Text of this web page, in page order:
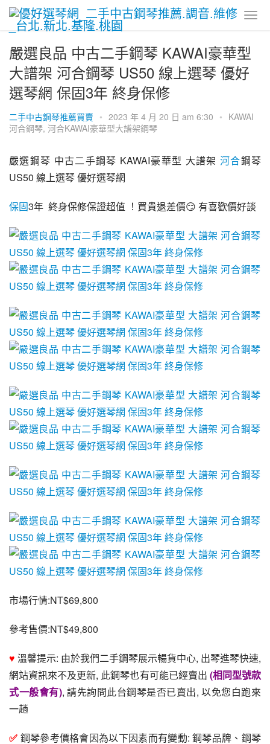
嚴選良品 中古二手鋼琴 KAWAI豪華型
大譜架 河合鋼琴 US50 線上選琴 優好
選琴網 保固3年 終身保修
二手中古鋼琴推薦買賣 • 2023 年 4 月 20 日 am 6:30 • KAWAI
河合鋼琴, 河合KAWAI豪華型大譜架鋼琴
嚴選鋼琴 中古二手鋼琴 KAWAI豪華型 大譜架 河合鋼琴
US50 線上選琴 優好選琴網
保固3年  終身保修保證超值 ！買貴退差價😏 有喜歡價好談
市場行情:NT$69,800
參考售價:NT$49,800
♥ 溫馨提示: 由於我們二手鋼琴展示暢貨中心, 出琴進琴快速,
網站資訊來不及更新, 此鋼琴也有可能已經賣出 (相同型號款
式一般會有), 請先詢問此台鋼琴是否已賣出, 以免您白跑來
一趟
✅ 鋼琴參考價格會因為以下因素而有變動: 鋼琴品牌、鋼琴